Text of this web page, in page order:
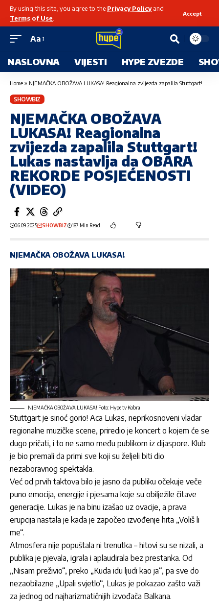
By using this site, you agree to the Privacy Policyand
Terms of Use
Accept
Aa
NASLOVNA VIJESTI HYPE ZVEZDE
Home » NJEMAČKA OBOŽAVA LUKASA! Reagionalna zvijezda zapalila Stuttgart! Lukas nastavlja da OBARA REKORDE POSJEĆENOSTI (VIDEO)
SHOWBIZ
NJEMAČKA OBOŽAVA
LUKASA! Reagionalna
zvijezda zapalila Stuttgart!
Lukas nastavlja da OBARA
REKORDE POSJEĆENOSTI
(VIDEO)
06.09.2025 SHOWBIZ 187 Min Read
NJEMAČKA OBOŽAVA LUKASA!
NJEMAČKA OBOŽAVA LUKASA! Foto: Hype tv Kobra
Stuttgart je sinoć gorio! Aca Lukas, neprikosnoveni vladar
regionalne muzičke scene, priredio je koncert o kojem će se
dugo pričati, i to ne samo među publikom iz dijaspore. Klub
je bio premali da primi sve koji su željeli biti dio
nezaboravnog spektakla.
Već od prvih taktova bilo je jasno da publiku očekuje veče
puno emocija, energije i pjesama koje su obilježile čitave
generacije. Lukas je na binu izašao uz ovacije, a prava
erupcija nastala je kada je započeo izvođenje hita „Voliš li
me“.
Atmosfera nije popuštala ni trenutka – hitovi su se nizali, a
publika je pjevala, igrala i aplaudirala bez prestanka. Od
„Nisam preživio“, preko „Kuda idu ljudi kao ja“, pa sve do
nezaobilazne „Upali svjetlo“, Lukas je pokazao zašto važi
za jednog od najharizmatičnijih izvođača Balkana.